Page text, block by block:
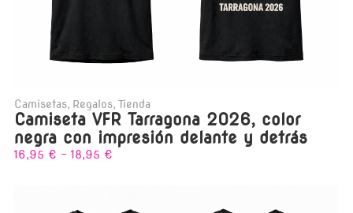
Camisetas, Regalos, Tienda
Camiseta VFR Tarragona 2026, color
negra con impresión delante y detrás
16,95 € - 18,95 €